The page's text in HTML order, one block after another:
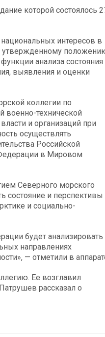
которой состоялось
интересов в
утвержденному
анализа состояния
выявления и оценки
коллегии по
технической
и организаций при
осуществлять
Российской
в Мировом
Северного морского
состояние и перспективы
и социально-
будет анализировать
направлениях
— отметили в
Ее возглавил
рассказал о